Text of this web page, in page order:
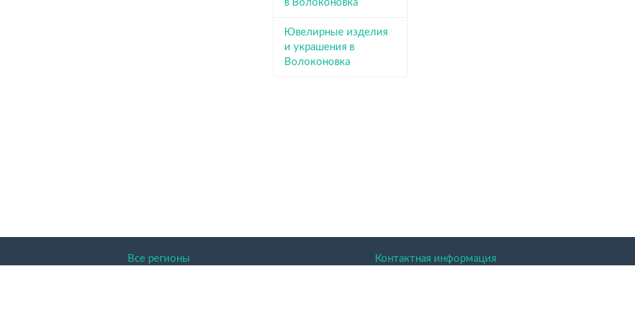
в Волоконовка
Ювелирные изделия
и украшения в
Волоконовка
Все регионы Контактная информация